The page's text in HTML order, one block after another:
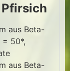
aus Beta-
= 50*,
aus Beta-